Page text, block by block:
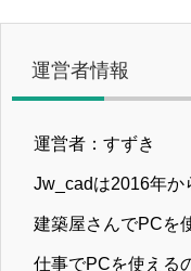
運営者情報
運営者：すずき
Jw_cadは2016年か
建築屋さんでPCを
仕事でPCを使える